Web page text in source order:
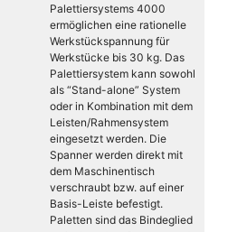
Palettiersystems 4000
ermöglichen eine rationelle
Werkstückspannung für
Werkstücke bis 30 kg. Das
Palettiersystem kann sowohl
als “Stand-alone” System
oder in Kombination mit dem
Leisten/Rahmensystem
eingesetzt werden. Die
Spanner werden direkt mit
dem Maschinentisch
verschraubt bzw. auf einer
Basis-Leiste befestigt.
Paletten sind das Bindeglied